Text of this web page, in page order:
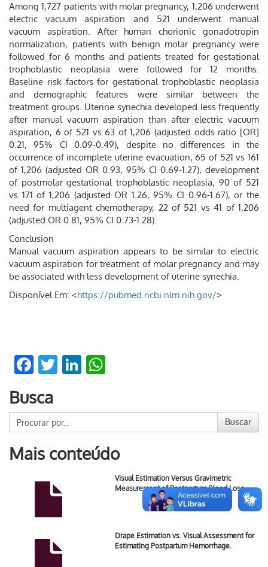
Among 1,727 patients with molar pregnancy, 1,206 underwent
electric vacuum aspiration and 521 underwent manual
vacuum aspiration. After human chorionic gonadotropin
normalization, patients with benign molar pregnancy were
followed for 6 months and patients treated for gestational
trophoblastic neoplasia were followed for 12 months.
Baseline risk factors for gestational trophoblastic neoplasia
and demographic features were similar between the
treatment groups. Uterine synechia developed less frequently
after manual vacuum aspiration than after electric vacuum
aspiration, 6 of 521 vs 63 of 1,206 (adjusted odds ratio [OR]
0.21, 95% CI 0.09-0.49), despite no differences in the
occurrence of incomplete uterine evacuation, 65 of 521 vs 161
of 1,206 (adjusted OR 0.93, 95% CI 0.69-1.27), development
of postmolar gestational trophoblastic neoplasia, 90 of 521
vs 171 of 1,206 (adjusted OR 1.26, 95% CI 0.96-1.67), or the
need for multiagent chemotherapy, 22 of 521 vs 41 of 1,206
(adjusted OR 0.81, 95% CI 0.73-1.28).
Conclusion
Manual vacuum aspiration appears to be similar to electric
vacuum aspiration for treatment of molar pregnancy and may
be associated with less development of uterine synechia.
Disponível Em: <https://pubmed.ncbi.nlm.nih.gov/>
Facebook
TwitterLinkedIn
Busca
Buscar
Mais conteúdo
Visual Estimation Versus Gravimetric
Measurement of Postpartum Blood Loss …
Drape Estimation vs. Visual Assessment for
Estimating Postpartum Hemorrhage.